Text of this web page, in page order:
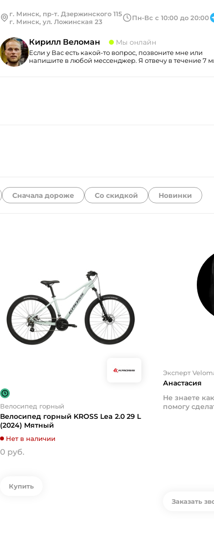
г. Минск, пр-т. Дзержинского 115
г. Минск, ул. Ложинская 23
Пн-Вс с 10:00 до 20:00
Кирилл Веломан Мы онлайн
Если у Вас есть какой-то вопрос, позвоните мне или
напишите в любой мессенджер. Я отвечу в течение 7
Сначала дороже Со скидкой Новинки
Велосипед горный
Велосипед горный KROSS Lea 2.0 29 L
(2024) Мятный
Нет в наличии
0 руб.
Купить
Эксперт
Анастасия
Не знаете
помогу
Заказать